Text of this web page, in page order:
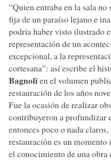
“Quien entraba en la sala no
fija de un paraíso lejano e
podría haber visto ilustrado
representación de un
excepcional, a la
cortesana”: así escribe el
Bagnolien el volumen
restauración de los años
Fue la ocasión de realizar
contribuyeron a profundizar
entonces poco o nada
restauración es un
el conocimiento de una obra